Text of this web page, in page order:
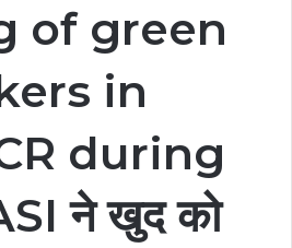
of green
in
during
ने खुद को